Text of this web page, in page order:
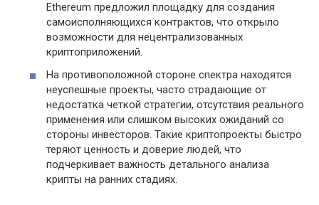
Ethereum предложил площадку для создания
самоисполняющихся контрактов, что открыло
возможности для нецентрализованных
криптоприложений.
На противоположной стороне спектра находятся
неуспешные проекты, часто страдающие от
недостатка четкой стратегии, отсутствия реального
применения или слишком высоких ожиданий со
стороны инвесторов. Такие криптопроекты быстро
теряют ценность и доверие людей, что
подчеркивает важность детального анализа
крипты на ранних стадиях.